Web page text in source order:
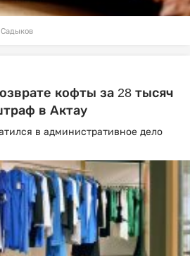
кофты за 28 тысяч
в Актау
в административное дело